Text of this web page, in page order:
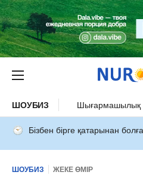
ШОУБИЗ Шығармашылық
Бізбен бірге қатарынан
ШОУБИЗ ЖЕКЕ ӨМІР